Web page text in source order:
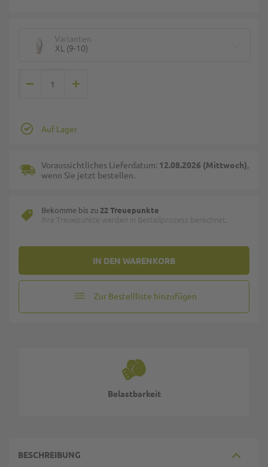
Varianten
XL (9-10)
IN DEN WARENKORB
Auf Lager
Voraussichtliches Lieferdatum: 12.08.2026 (Mittwoch),
wenn Sie jetzt bestellen.
Bekomme bis zu 22 Treuepunkte
Ihre Treuepunkte werden in Bestellprozess berechnet.
Zur Bestellliste hinzufügen
Belastbarkeit
BESCHREIBUNG